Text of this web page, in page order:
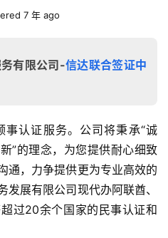
7 年 ago
有限公司-信达联合签证中
认证服务。公司将秉承“诚
”的理念，为您提供耐心细致
通，力争提供更为专业高效的
展有限公司现代办阿联酋、
过20余个国家的民事认证和